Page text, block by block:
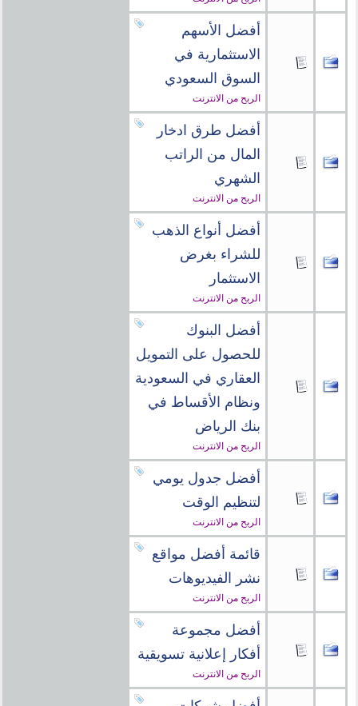
أفضل الأسهم
الاستثمارية في
السوق السعودي
الربح من الانترنت
أفضل طرق ادخار
المال من الراتب
الشهري
الربح من الانترنت
أفضل أنواع الذهب
للشراء بغرض
الاستثمار
الربح من الانترنت
أفضل البنوك
للحصول على التمويل
العقاري في السعودية
ونظام الأقساط في
بنك الرياض
الربح من الانترنت
أفضل جدول يومي
لتنظيم الوقت
الربح من الانترنت
قائمة أفضل مواقع
نشر الفيديوهات
الربح من الانترنت
أفضل مجموعة
أفكار إعلانية تسويقية
الربح من الانترنت